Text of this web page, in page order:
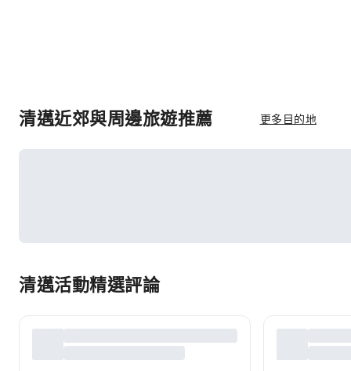
清邁近郊與周邊旅遊推薦 更多目的地
清邁活動精選評論